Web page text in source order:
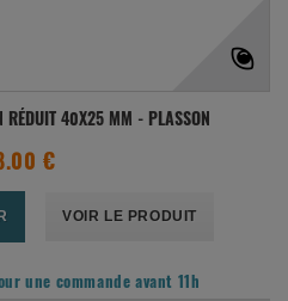
RÉDUIT 40X25 MM - PLASSON
€
VOIR LE PRODUIT
une commande avant 11h